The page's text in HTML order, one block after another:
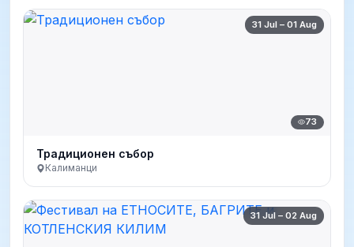
31 Jul – 01 Aug
73
Традиционен събор
Калиманци
31 Jul – 02 Aug